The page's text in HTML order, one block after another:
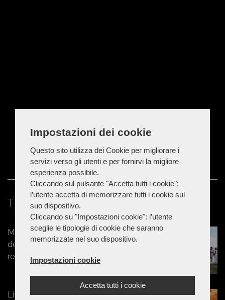
Impostazioni dei cookie
Questo sito utilizza dei Cookie per migliorare i
servizi verso gli utenti e per fornirvi la migliore
esperienza possibile.
Cliccando sul pulsante "Accetta tutti i cookie":
l’utente accetta di memorizzare tutti i cookie sul
suo dispositivo.
Cliccando su "Impostazioni cookie": l’utente
sceglie le tipologie di cookie che saranno
memorizzate nel suo dispositivo.
Impostazioni cookie
Accetta tutti i cookie
Ti potrebbe interessare
Marche - Turismo e valorizzazione
del territorio: nuova area piscina,
relax e campeggio a Le Borgianelle
Lite di Natale: uccidono un pollo in